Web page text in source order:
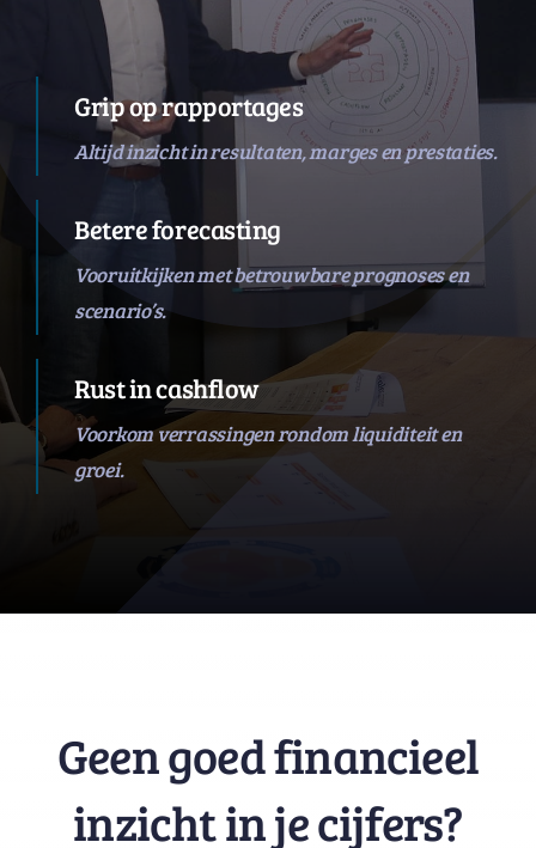
Grip op rapportages
Altijd inzicht in resultaten, marges en prestaties.
Betere forecasting
Vooruitkijken met betrouwbare prognoses en
scenario’s.
Rust in cashflow
Voorkom verrassingen rondom liquiditeit en
groei.
Geen goed financieel
inzicht in je cijfers?